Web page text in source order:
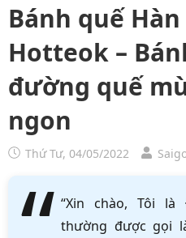
Bánh quế
Hotteok –
đường quế
ngon
Thứ Tư, 04/05/2022
“Xin chào, Tôi là
thường được gọi